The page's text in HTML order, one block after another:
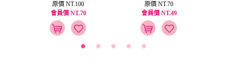
原價 NT.100
會員價 NT.70
原價 NT.70
會員價 NT.49